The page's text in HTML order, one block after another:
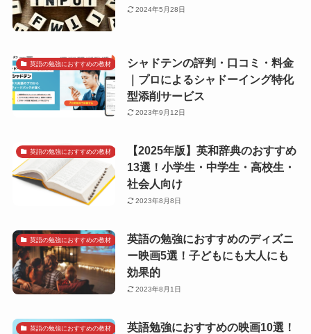
2024年5月28日
英語の勉強におすすめの教材
シャドテンの評判・口コミ・料金
｜プロによるシャドーイング特化
型添削サービス
2023年9月12日
英語の勉強におすすめの教材
【2025年版】英和辞典のおすすめ
13選！小学生・中学生・高校生・
社会人向け
2023年8月8日
英語の勉強におすすめの教材
英語の勉強におすすめのディズニ
ー映画5選！子どもにも大人にも
効果的
2023年8月1日
英語の勉強におすすめの教材
英語勉強におすすめの映画10選！